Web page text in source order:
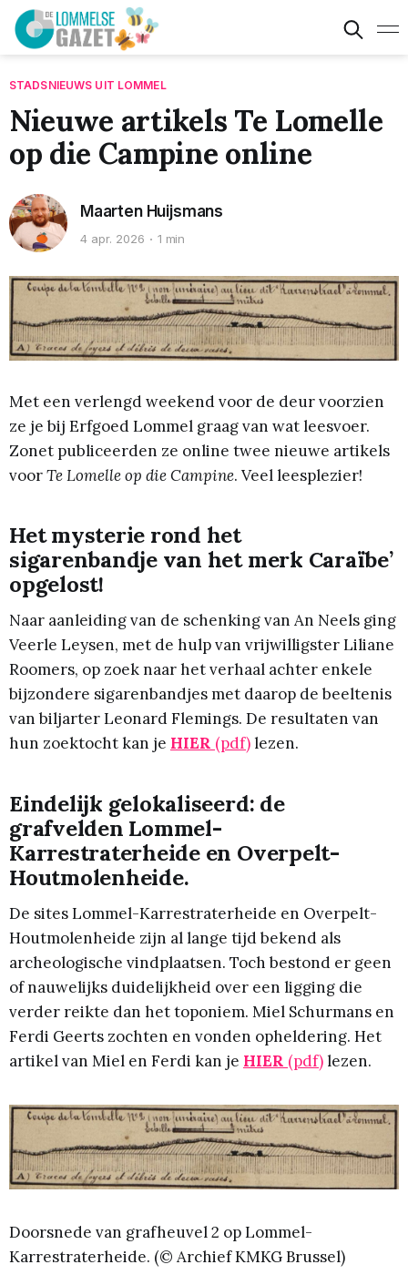
STADSNIEUWS UIT LOMMEL
Nieuwe artikels Te Lomelle
op die Campine online
Maarten Huijsmans
4 apr. 2026 1 min
Met een verlengd weekend voor de deur voorzien
ze je bij Erfgoed Lommel graag van wat leesvoer.
Zonet publiceerden ze online twee nieuwe artikels
voorTe Lomelle op die Campine. Veel leesplezier!
Het mysterie rond het
sigarenbandje van het merk Caraïbe’
opgelost!
Naar aanleiding van de schenking van An Neels ging
Veerle Leysen, met de hulp van vrijwilligster Liliane
Roomers, op zoek naar het verhaal achter enkele
bijzondere sigarenbandjes met daarop de beeltenis
van biljarter Leonard Flemings. De resultaten van
hun zoektocht kan je HIER (pdf)lezen.
Eindelijk gelokaliseerd: de
grafvelden Lommel-
Karrestraterheide en Overpelt-
Houtmolenheide.
De sites Lommel-Karrestraterheide en Overpelt-
Houtmolenheide zijn al lange tijd bekend als
archeologische vindplaatsen. Toch bestond er geen
of nauwelijks duidelijkheid over een ligging die
verder reikte dan het toponiem. Miel Schurmans en
Ferdi Geerts zochten en vonden opheldering. Het
artikel van Miel en Ferdi kan je HIER (pdf)lezen.
Doorsnede van grafheuvel 2 op Lommel-
Karrestraterheide. (© Archief KMKG Brussel)